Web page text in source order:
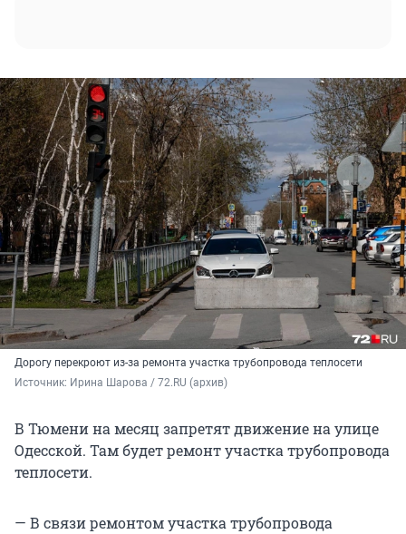
Дорогу перекроют из-за ремонта участка трубопровода теплосети
Источник: Ирина Шарова / 72.RU (архив)
В Тюмени на месяц запретят движение на улице
Одесской. Там будет ремонт участка трубопровода
теплосети.
— В связи ремонтом участка трубопровода